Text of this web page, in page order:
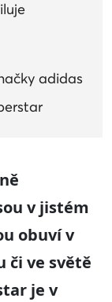
adidas
v jistém
obuví v
či ve světě
je v